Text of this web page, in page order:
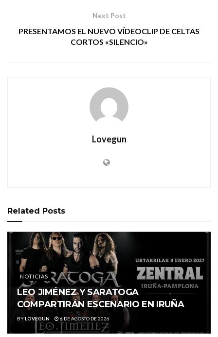
Next Post
PRESENTAMOS EL NUEVO VÍDEOCLIP DE CELTAS
CORTOS «SILENCIO»
Lovegun
Related Posts
NOTICIAS
LEO JIMÉNEZ Y SARATOGA
COMPARTIRÁN ESCENARIO EN IRUÑA
BYLOVEGUN 6 DE AGOSTO DE 2026